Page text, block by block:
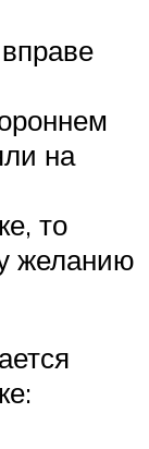
на
то
желанию